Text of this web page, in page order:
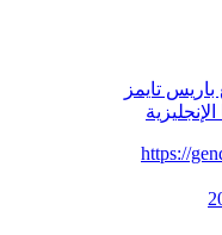
تايمز
https://